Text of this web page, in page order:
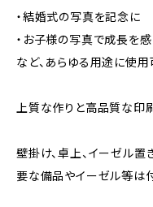
・結婚式の写真を記念に
・お子様の写真で成長を感
など、あらゆる用途に使用
上質な作りと高品質な印
壁掛け、卓上、イーゼル置
要な備品やイーゼル等は付